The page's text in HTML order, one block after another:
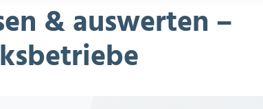
& auswerten –